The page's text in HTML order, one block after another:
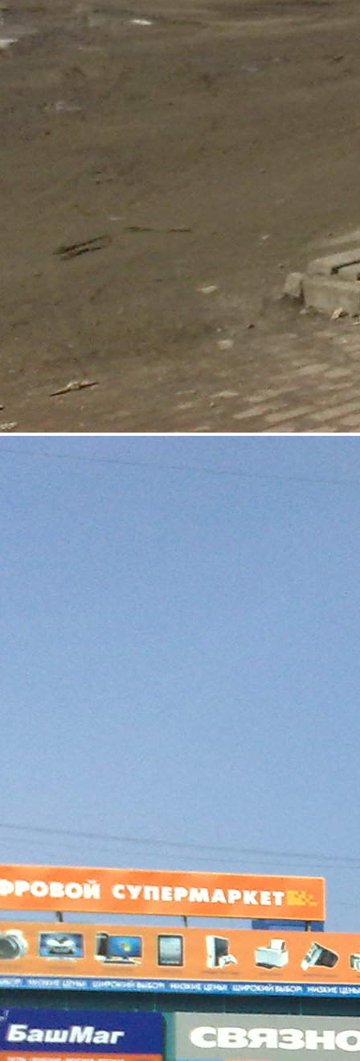
Торговый Центр
7774 - Г. ДУБНА, ПР-Т
БОГОЛЮБОВА Д.18
Добрый день! Предлагаем Вам рассмотреть аренду помещения
данное помещение занято КЭМПик -детская одежда, которое
№ объявления
20.01.2020
Город
Дубна
Адрес
пр-т Боголюбова д.18
Расположено
Торговый Центр
Этаж
3
Предлагается
Аренда
Желаемый / подходящий вид деятельности
Не указан
Назначение